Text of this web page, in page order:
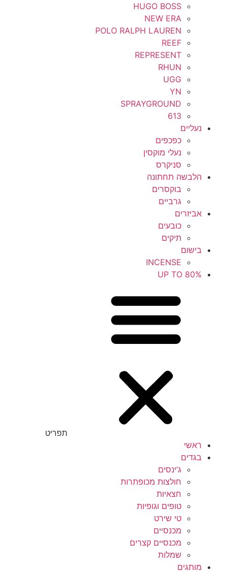
HUGO BOSS
NEW ERA
POLO RALPH LAUREN
REEF
REPRESENT
RHUN
UGG
YN
SPRAYGROUND
613
נעליים
כפכפים
נעלי מוקסין
סניקרס
הלבשה תחתונה
בוקסרים
גרביים
אביזרים
כובעים
תיקים
בישום
INCENSE
UP TO 80%
תפריט
ראשי
בגדים
ג’ינסים
חולצות מכופתרות
חצאיות
טופים וגופיות
טי שירט
מכנסיים
מכנסיים קצרים
שמלות
מותגים